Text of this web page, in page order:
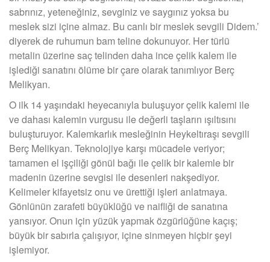
sabrınız, yeteneğiniz, sevginiz ve saygınız yoksa bu
meslek sizi içine almaz. Bu canlı bir meslek sevgili Didem.’
diyerek de ruhumun bam teline dokunuyor. Her türlü
metalin üzerine saç telinden daha ince çelik kalem ile
işlediği sanatını ölüme bir çare olarak tanımlıyor Berç
Melikyan.
O ilk 14 yaşındaki heyecanıyla buluşuyor çelik kalemi ile
ve dahası kalemin vurgusu ile değerli taşların ışıltısını
buluşturuyor. Kalemkarlık mesleğinin Heykeltıraşı sevgili
Berç Melikyan. Teknolojiye karşı mücadele veriyor;
tamamen el işçiliği gönül bağı ile çelik bir kalemle bir
madenin üzerine sevgisi ile desenleri nakşediyor.
Kelimeler kifayetsiz onu ve ürettiği işleri anlatmaya.
Gönlünün zarafeti büyüklüğü ve naifliği de sanatına
yansıyor. Onun için yüzük yapmak özgürlüğüne kaçış;
büyük bir sabırla çalışıyor, içine sinmeyen hiçbir şeyi
işlemiyor.